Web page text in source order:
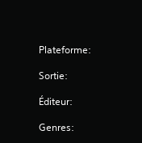
Plateforme:
Sortie:
Éditeur:
Genres: